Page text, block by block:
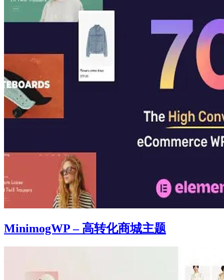
MinimogWP – 高转化商城主题